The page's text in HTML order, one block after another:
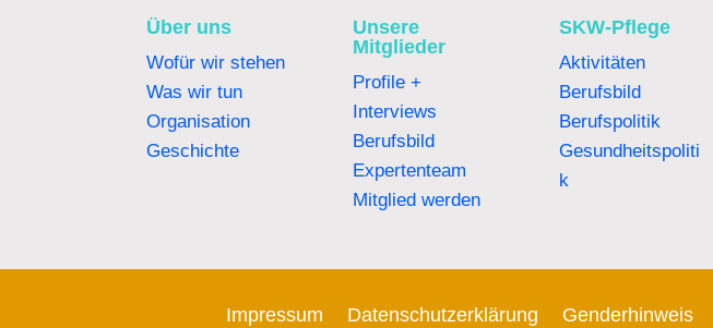
Über uns
Wofür wir stehen
Was wir tun
Organisation
Geschichte
Unsere
Mitglieder
Profile +
Interviews
Berufsbild
Expertenteam
Mitglied werden
SKW-Pflege
Aktivitäten
Berufsbild
Berufspolitik
Gesundheitspoliti
k
Impressum Datenschutzerklärung Genderhinweis